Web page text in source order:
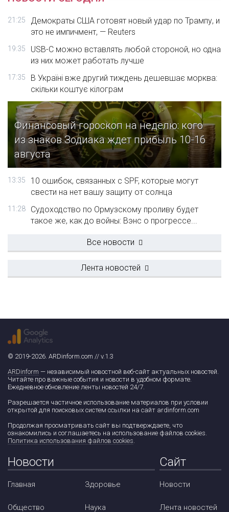
21:25
Демократы США готовят новый удар по Трампу, и
это не импичмент, — Reuters
19:35
USB-C можно вставлять любой стороной, но одна
из них может работать лучше
17:35
В Україні вже другий тиждень дешевшає морква:
скільки коштує кілограм
Финансовый гороскоп на неделю: кого
из знаков Зодиака ждет прибыль 10-16
августа
13:35
10 ошибок, связанных с SPF, которые могут
свести на нет вашу защиту от солнца
11:28
Судоходство по Ормузскому проливу будет
такое же, как до войны: Вэнс о прогрессе...
Все новости
Лента новостей
© 2019-2026. ARDinform.com // v.1.3
ARDinform — независимый новостной веб-сайт актуальных новостей.
Читайте про важные события и новости в удобном формате.
Ежедневное обновление ленты новостей 24/7.
Разрешается частичное использование материалов при условии
открытой для поисковых систем ссылки на сайт ardinform.com
Продолжая просматривать сайт вы подтверждаете, что
ознакомились и соглашаетесь на использование файлов cookies.
Политика использования файлов cookies.
Новости
Главная
Общество
Здоровье
Наука
Сайт
Новости
Лента новостей